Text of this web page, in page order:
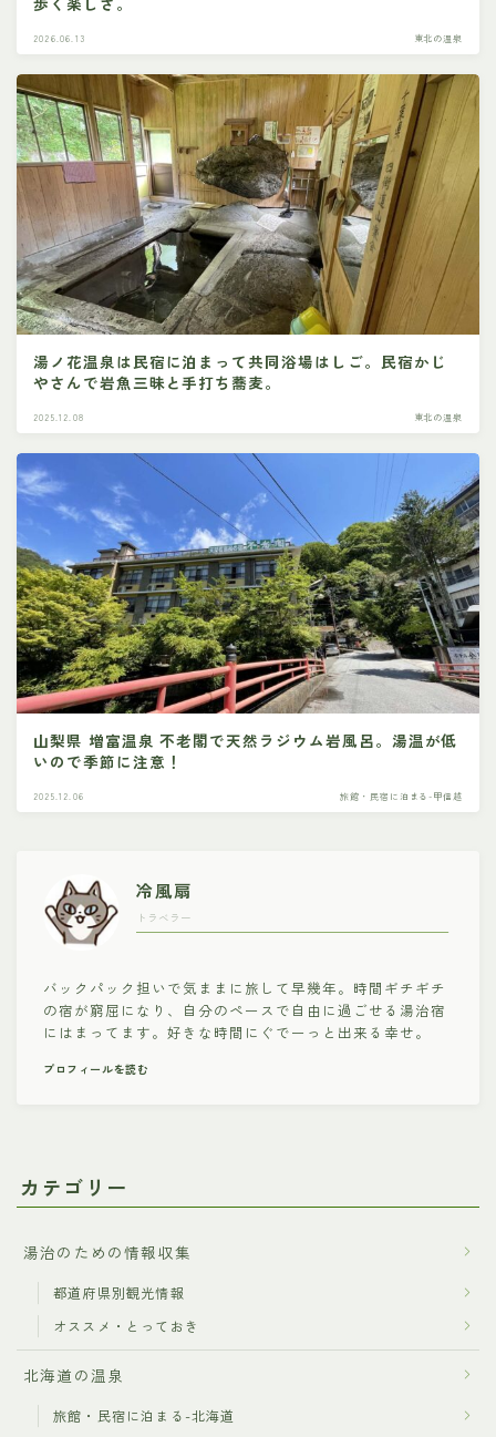
2026.06.13 東北の温泉
湯ノ花温泉は民宿に泊まって共同浴場はしご。民宿かじ
やさんで岩魚三昧と手打ち蕎麦。
2025.12.08 東北の温泉
山梨県 増富温泉 不老閣で天然ラジウム岩風呂。湯温が低
いので季節に注意！
2025.12.06 旅館・民宿に泊まる-甲信越
冷風扇
トラベラー
バックパック担いで気ままに旅して早幾年。時間ギチギチ
の宿が窮屈になり、自分のペースで自由に過ごせる湯治宿
にはまってます。好きな時間にぐでーっと出来る幸せ。
プロフィールを読む
カテゴリー
湯治のための情報収集
都道府県別観光情報
オススメ・とっておき
北海道の温泉
旅館・民宿に泊まる-北海道